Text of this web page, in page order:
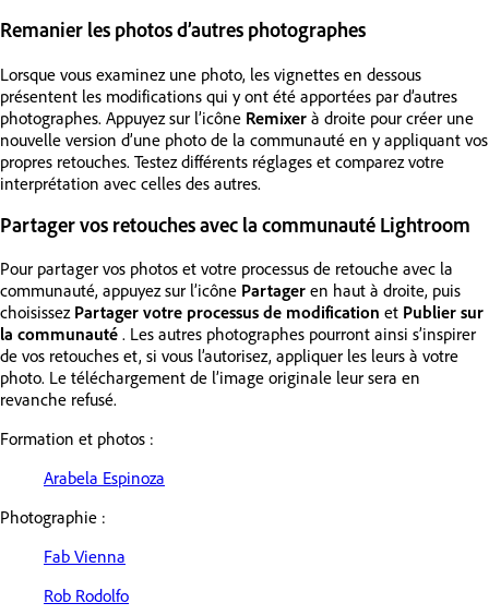
Remanier les photos d’autres photographes
Lorsque vous examinez une photo, les vignettes en dessous
présentent les modifications qui y ont été apportées par d’autres
photographes. Appuyez sur l’icône Remixer à droite pour créer une
nouvelle version d’une photo de la communauté en y appliquant vos
propres retouches. Testez différents réglages et comparez votre
interprétation avec celles des autres.
Partager vos retouches avec la communauté Lightroom
Pour partager vos photos et votre processus de retouche avec la
communauté, appuyez sur l’icône Partager en haut à droite, puis
choisissez Partager votre processus de modification et Publier sur
la communauté . Les autres photographes pourront ainsi s’inspirer
de vos retouches et, si vous l’autorisez, appliquer les leurs à votre
photo. Le téléchargement de l’image originale leur sera en
revanche refusé.
Formation et photos :
Arabela Espinoza
Photographie :
Fab Vienna
Rob Rodolfo